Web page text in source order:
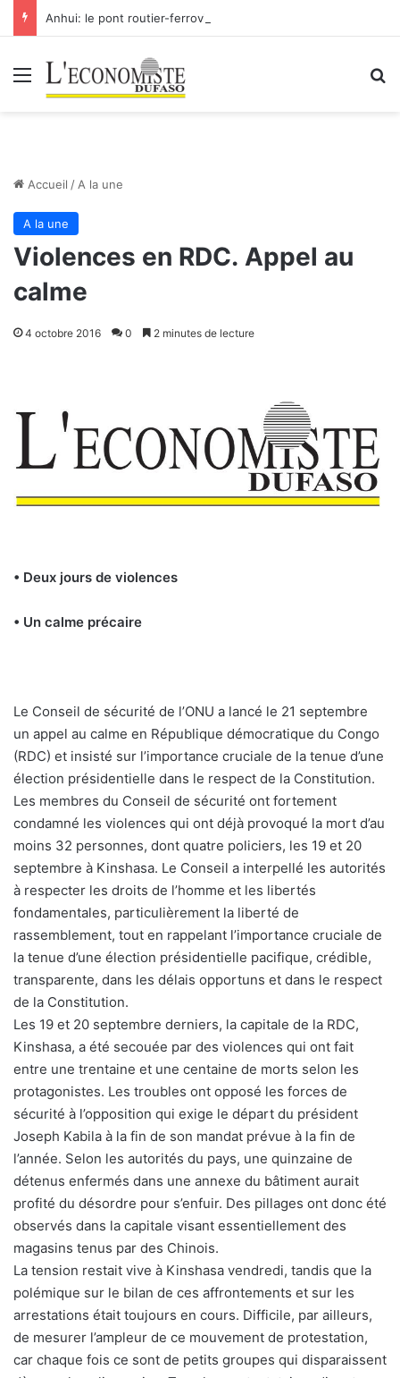
Menu
Accueil / A la une
A la une
Violences en RDC. Appel au
calme
4 octobre 2016 0 2 minutes de lecture
• Deux jours de violences
• Un calme précaire
Le Conseil de sécurité de l’ONU a lancé le 21 septembre
un appel au calme en République démocratique du Congo
(RDC) et insisté sur l’importance cruciale de la tenue d’une
élection présidentielle dans le respect de la Constitution.
Les membres du Conseil de sécurité ont fortement
condamné les violences qui ont déjà provoqué la mort d’au
moins 32 personnes, dont quatre policiers, les 19 et 20
septembre à Kinshasa. Le Conseil a interpellé les autorités
à respecter les droits de l’homme et les libertés
fondamentales, particulièrement la liberté de
rassemblement, tout en rappelant l’importance cruciale de
la tenue d’une élection présidentielle pacifique, crédible,
transparente, dans les délais opportuns et dans le respect
de la Constitution.
Les 19 et 20 septembre derniers, la capitale de la RDC,
Kinshasa, a été secouée par des violences qui ont fait
entre une trentaine et une centaine de morts selon les
protagonistes. Les troubles ont opposé les forces de
sécurité à l’opposition qui exige le départ du président
Joseph Kabila à la fin de son mandat prévue à la fin de
l’année. Selon les autorités du pays, une quinzaine de
détenus enfermés dans une annexe du bâtiment aurait
profité du désordre pour s’enfuir. Des pillages ont donc été
observés dans la capitale visant essentiellement des
magasins tenus par des Chinois.
La tension restait vive à Kinshasa vendredi, tandis que la
polémique sur le bilan de ces affrontements et sur les
arrestations était toujours en cours. Difficile, par ailleurs,
de mesurer l’ampleur de ce mouvement de protestation,
car chaque fois ce sont de petits groupes qui disparaissent